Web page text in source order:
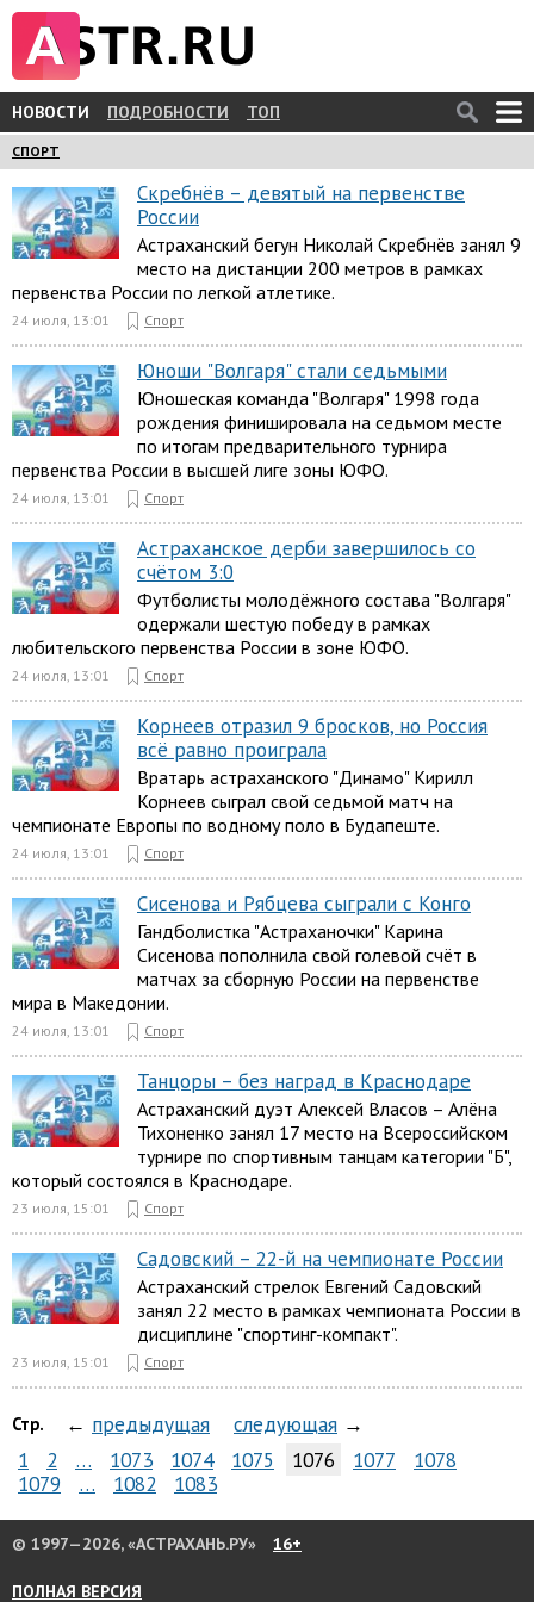
НОВОСТИ ПОДРОБНОСТИ ТОП
СПОРТ
Скребнёв – девятый на первенстве
России
Астраханский бегун Николай Скребнёв занял 9
место на дистанции 200 метров в рамках
первенства России по легкой атлетике.
24 июля, 13:01 Спорт
Юноши "Волгаря" стали седьмыми
Юношеская команда "Волгаря" 1998 года
рождения финишировала на седьмом месте
по итогам предварительного турнира
первенства России в высшей лиге зоны ЮФО.
24 июля, 13:01 Спорт
Астраханское дерби завершилось со
счётом 3:0
Футболисты молодёжного состава "Волгаря"
одержали шестую победу в рамках
любительского первенства России в зоне ЮФО.
24 июля, 13:01 Спорт
Корнеев отразил 9 бросков, но Россия
всё равно проиграла
Вратарь астраханского "Динамо" Кирилл
Корнеев сыграл свой седьмой матч на
чемпионате Европы по водному поло в Будапеште.
24 июля, 13:01 Спорт
Сисенова и Рябцева сыграли с Конго
Гандболистка "Астраханочки" Карина
Сисенова пополнила свой голевой счёт в
матчах за сборную России на первенстве
мира в Македонии.
24 июля, 13:01 Спорт
Танцоры – без наград в Краснодаре
Астраханский дуэт Алексей Власов – Алёна
Тихоненко занял 17 место на Всероссийском
турнире по спортивным танцам категории "Б",
который состоялся в Краснодаре.
23 июля, 15:01 Спорт
Садовский – 22-й на чемпионате России
Астраханский стрелок Евгений Садовский
занял 22 место в рамках чемпионата России в
дисциплине "спортинг-компакт".
23 июля, 15:01 Спорт
Стр. ← предыдущая следующая →
1
2 … 1073 1074 1075 1076 1077
1078
1079
… 1082 1083
© 1997—2026, «АСТРАХАНЬ.РУ» 16+
ПОЛНАЯ ВЕРСИЯ